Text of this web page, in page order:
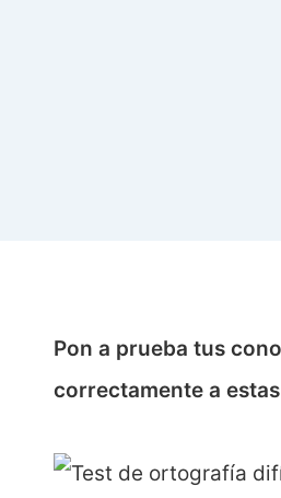
Pon a prueba tus
correctamente a